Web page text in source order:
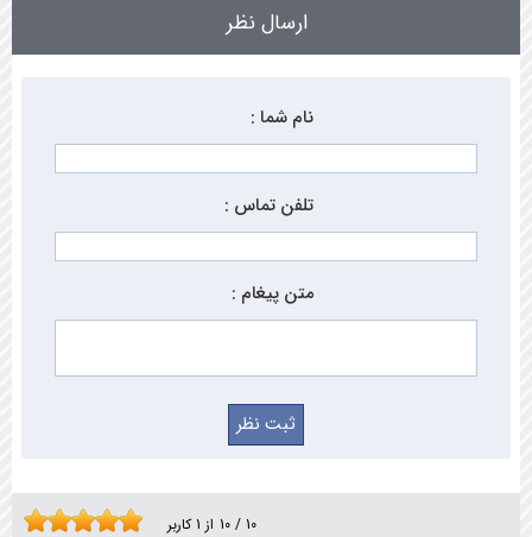
ارسال نظر
نام شما :
تلفن تماس :
متن پیغام :
10 / 10 از 1کاربر